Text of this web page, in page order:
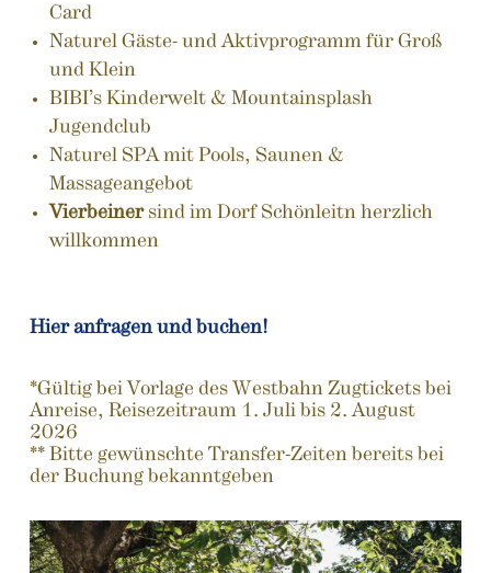
Card
Naturel Gäste- und Aktivprogramm für Groß
und Klein
BIBI’s Kinderwelt & Mountainsplash
Jugendclub
Naturel SPA mit Pools, Saunen &
Massageangebot
Vierbeinersind im Dorf Schönleitn herzlich
willkommen
Hier anfragen und buchen!
*Gültig bei Vorlage des Westbahn Zugtickets bei
Anreise, Reisezeitraum 1. Juli bis 2. August
2026
** Bitte gewünschte Transfer-Zeiten bereits bei
der Buchung bekanntgeben